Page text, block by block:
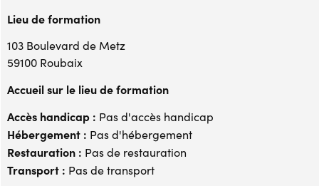
Lieu de formation
103 Boulevard de Metz
59100 Roubaix
Accueil sur le lieu de formation
Accès handicap : Pas d'accès handicap
Hébergement : Pas d'hébergement
Restauration : Pas de restauration
Transport : Pas de transport